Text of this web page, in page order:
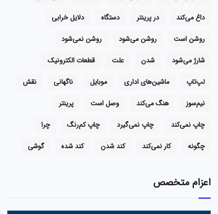
داغ می‌کند
در پرینتر دستگاه
دلایل خرابی
روشن است
روشن می‌شود
روشن نمی‌شود
شارژ می‌شود
شدن علت
قطعات الکترونیک
لپ‌تاپ
ماشین‌های اداری موبایل ناگهانی
نقش
نیم‌سوز
هنگ می‌کند وصل است
پرینتر
چاپ نمی‌کند
چاپ نمی‌گیرد چاپ کم‌رنگ
چرا
چگونه
کار نمی‌کند کند شدن کند شده گوشی
اعزام متخصص